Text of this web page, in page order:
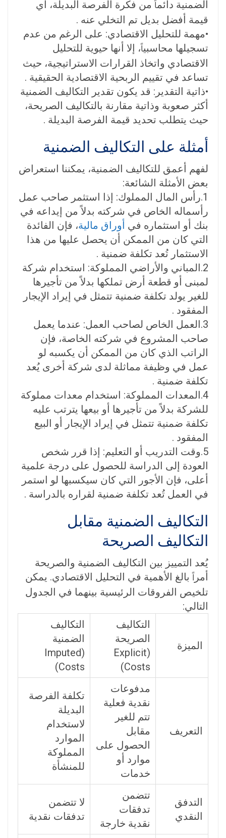
الضمنية دائماًمن فكرة الفرصة البديلة، أي
قيمة أفضل بديل تم التخلي عنه .
•مهمة للتحليل الاقتصادي: على الرغم من عدم
تسجيلها محاسبياً، إلا أنها حيوية للتحليل
الاقتصادي واتخاذ القرارات الاستراتيجية، حيث
تساعد في تقييم الربحية الاقتصادية الحقيقية .
•ذاتية التقدير: قد يكون تقدير التكاليف الضمنية
أكثر صعوبة وذاتية مقارنة بالتكاليف الصريحة،
حيث يتطلب تحديد قيمة الفرصة البديلة .
أمثلة على التكاليف الضمنية
لفهم أعمق للتكاليف الضمنية، يمكننا استعراض
بعض الأمثلة الشائعة:
1. رأس المال المملوك: إذا استثمر صاحب عمل
رأسماله الخاص في شركته بدلاً من إيداعه في
بنك أو استثماره في أوراق مالية، فإن الفائدة
التي كان من الممكن أن يحصل عليها من هذا
الاستثمار تُعد تكلفة ضمنية .
2. المباني والأراضي المملوكة: استخدام شركة
لمبنى أو قطعة أرض تملكها بدلاً من تأجيرها
للغير يولد تكلفة ضمنية تتمثل في إيراد الإيجار
المفقود .
3. العمل الخاص لصاحب العمل: عندما يعمل
صاحب المشروع في شركته الخاصة، فإن
الراتب الذي كان من الممكن أن يكسبه لو
عمل في وظيفة مماثلة لدى شركة أخرى يُعد
تكلفة ضمنية .
4. المعدات المملوكة: استخدام معدات مملوكة
للشركة بدلاً من تأجيرها أو بيعها يترتب عليه
تكلفة ضمنية تتمثل في إيراد الإيجار أو البيع
المفقود .
5. وقت التدريب أو التعليم: إذا قرر شخص
العودة إلى الدراسة للحصول على درجة علمية
أعلى، فإن الأجور التي كان سيكسبها لو استمر
في العمل تُعد تكلفة ضمنية لقراره بالدراسة .
التكاليف الضمنية مقابل
التكاليف الصريحة
يُعد التمييز بين التكاليف الضمنية والصريحة
أمربالغ الأهمية في التحليل الاقتصادي. يمكن
تلخيص الفروقات الرئيسية بينهما في الجدول
التالي:
الميزة
التكاليف
الصريحة
(Explicit
Costs)
التكاليف
الضمنية
(Imputed
Costs)
التعريف
مدفوعات
نقدية فعلية
تتم للغير
مقابل
الحصول على
موارد أو
خدمات
تكلفة الفرصة
البديلة
لاستخدام
الموارد
المملوكة
للمنشأة
التدفق
النقدي
تتضمن
تدفقات
نقدية خارجة
لا تتضمن
تدفقات نقدية